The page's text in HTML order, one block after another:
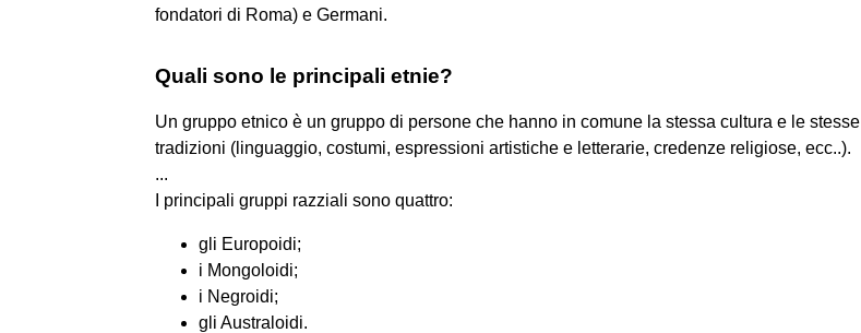
fondatori di Roma) e Germani.
Quali sono le principali etnie?
Un gruppo etnico è un gruppo di persone che hanno in comune la stessa cultura e le stesse
tradizioni (linguaggio, costumi, espressioni artistiche e letterarie, credenze religiose, ecc..).
...
I principali gruppi razziali sono quattro:
gli Europoidi;
i Mongoloidi;
i Negroidi;
gli Australoidi.